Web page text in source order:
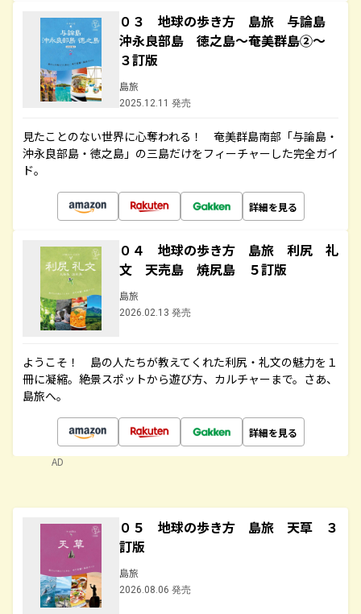
０３ 地球の歩き方 島旅 与論島
沖永良部島 徳之島～奄美群島②～
３訂版
島旅
2025.12.11 発売
見たことのない世界に心奪われる！ 奄美群島南部「与論島・
沖永良部島・徳之島」の三島だけをフィーチャーした完全ガイ
ド。
詳細を見る
０４ 地球の歩き方 島旅 利尻 礼
文 天売島 焼尻島 ５訂版
島旅
2026.02.13 発売
ようこそ！ 島の人たちが教えてくれた利尻・礼文の魅力を１
冊に凝縮。絶景スポットから遊び方、カルチャーまで。さあ、
島旅へ。
詳細を見る
AD
０５ 地球の歩き方 島旅 天草 ３
訂版
島旅
2026.08.06 発売